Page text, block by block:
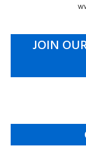
JOIN